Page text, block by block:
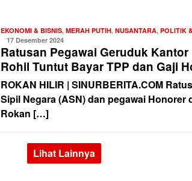
EKONOMI & BISNIS, MERAH PUTIH, NUSANTARA, POLITIK
17 Desember 2024
Ratusan Pegawai Geruduk Kantor
Rohil Tuntut Bayar TPP dan Gaji
ROKAN HILIR | SINURBERITA.COM
Sipil Negara (ASN) dan pegawai Honorer
Rokan […]
Lihat Lainnya